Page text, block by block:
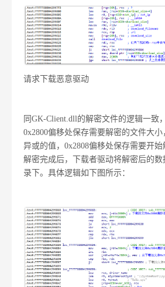
请求下载恶意驱动
同GK-Client.dll的解密文件的逻辑一致
0x2800偏移处保存需要解密的文件大小
异或的值，0x2808偏移处保存需要开始
解密完成后，下载者驱动将解密后的数
录下。具体逻辑如下图所示：